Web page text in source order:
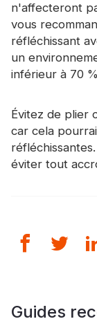
n'affecteront
vous
réfléchissant
un
inférieur à 70
Évitez de plier
car cela
éviter tout
Guides